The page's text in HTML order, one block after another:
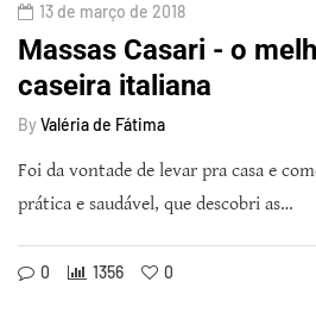
13 de março de 2018
Massas Casari - o
caseira italiana
By Valéria de Fátima
Foi da vontade de levar pra casa e
prática e saudável, que descobri as…
0 1356 0